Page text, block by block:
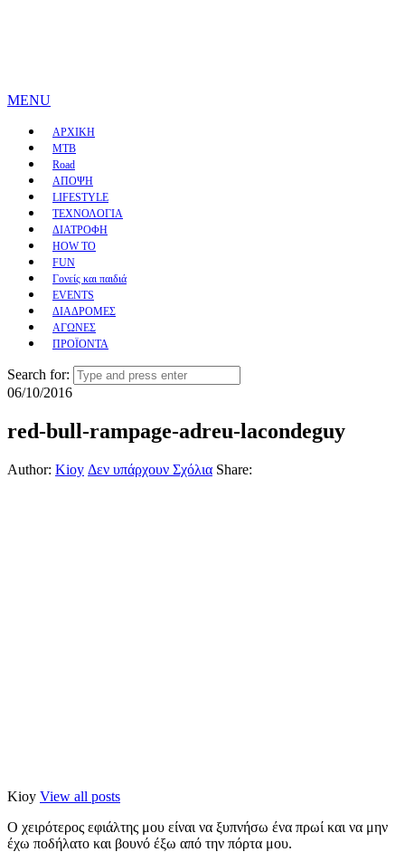
MENU
ΑΡΧΙΚΗ
MTB
Road
ΑΠΟΨΗ
LIFESTYLE
ΤΕΧΝΟΛΟΓΙΑ
ΔΙΑΤΡΟΦΗ
HOW TO
FUN
Γονείς και παιδιά
EVENTS
ΔΙΑΔΡΟΜΕΣ
ΑΓΩΝΕΣ
ΠΡΟΪΟΝΤΑ
Search for:
06/10/2016
red-bull-rampage-adreu-lacondeguy
Author: Kioy Δεν υπάρχουν Σχόλια Share:
Kioy View all posts
Ο χειρότερος εφιάλτης μου είναι να ξυπνήσω ένα πρωί και να μην
έχω ποδήλατο και βουνό έξω από την πόρτα μου.